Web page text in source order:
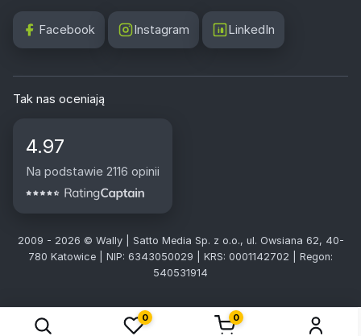
Facebook Instagram LinkedIn
Tak nas oceniają
4.97
Na podstawie 2116 opinii
2009 - 2026 © Wally | Satto Media Sp. z o.o., ul. Owsiana 62, 40-
780 Katowice | NIP: 6343050029 | KRS: 0001142702 | Regon:
540531914
0 0